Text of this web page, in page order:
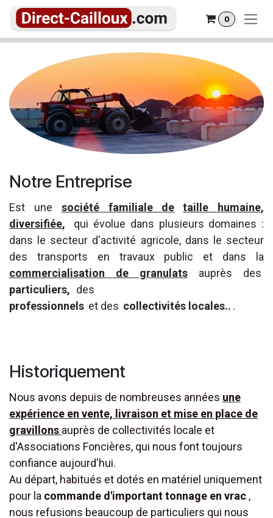
Se rendre au contenu
0
Notre Entreprise
Est une société familiale de
taille humaine,
diversifiée,
qui évolue dans plusieurs domaines :
dans le secteur d'activité agricole, dans le secteur
des transports en travaux public et dans la
commercialisation de granulats auprès des
particuliers, des
professionnels et des collectivités locales.. .
Historiquement
Nous avons depuis de nombreuses années une
expérience en vente, livraison et mise en place de
gravillons auprès de collectivités locale et
d'Associations Foncières, qui nous font toujours
confiance aujourd'hui.
Au départ, habitués et dotés en matériel uniquement
pour la commande d'important tonnage en vrac ,
nous refusions beaucoup de particuliers qui nous